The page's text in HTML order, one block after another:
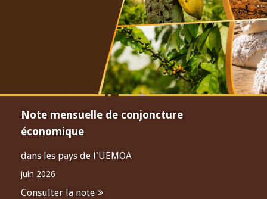
Note mensuelle de conjoncture
économique
dans les pays de l'UEMOA
juin 2026
Consulter la note